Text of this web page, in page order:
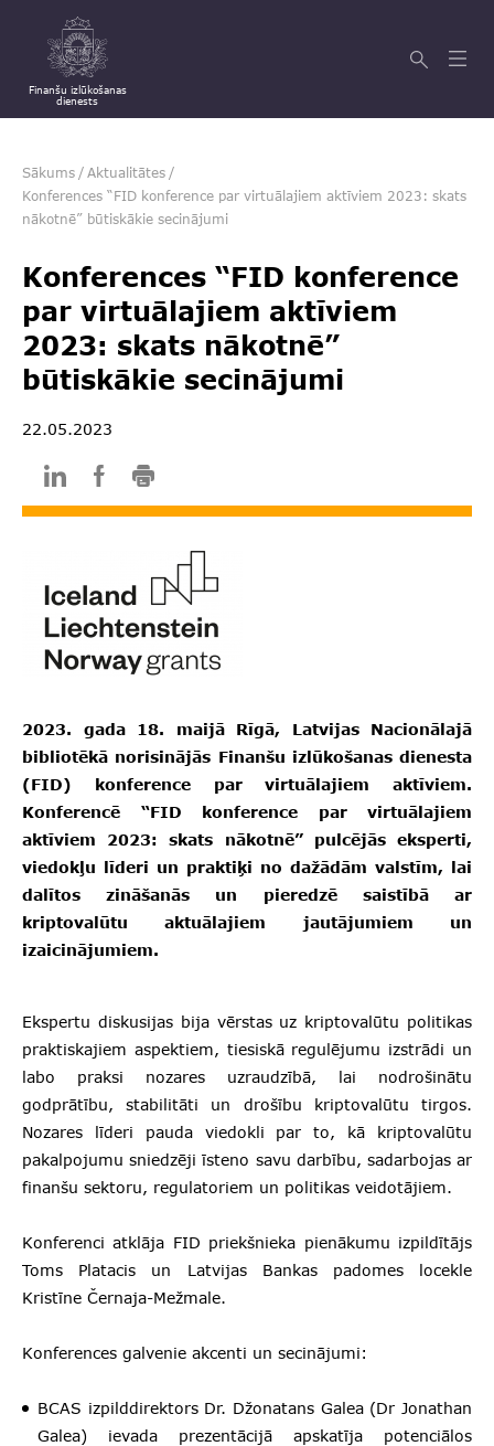
Finanšu izlūkošanas
dienests
Sākums / Aktualitātes /
Konferences “FID konference par virtuālajiem aktīviem 2023: skats
nākotnē” būtiskākie secinājumi
Konferences “FID konference
par virtuālajiem aktīviem
2023: skats nākotnē”
būtiskākie secinājumi
22.05.2023
2023. gada 18. maijā Rīgā, Latvijas Nacionālajā
bibliotēkā norisinājās Finanšu izlūkošanas dienesta
(FID) konference par virtuālajiem aktīviem.
Konferencē “FID konference par virtuālajiem
aktīviem 2023: skats nākotnē” pulcējās eksperti,
viedokļu līderi un praktiķi no dažādām valstīm, lai
dalītos zināšanās un pieredzē saistībā ar
kriptovalūtu aktuālajiem jautājumiem un
izaicinājumiem.
Ekspertu diskusijas bija vērstas uz kriptovalūtu politikas
praktiskajiem aspektiem, tiesiskā regulējumu izstrādi un
labo praksi nozares uzraudzībā, lai nodrošinātu
godprātību, stabilitāti un drošību kriptovalūtu tirgos.
Nozares līderi pauda viedokli par to, kā kriptovalūtu
pakalpojumu sniedzēji īsteno savu darbību, sadarbojas ar
finanšu sektoru, regulatoriem un politikas veidotājiem.
Konferenci atklāja FID priekšnieka pienākumu izpildītājs
Toms Platacis un Latvijas Bankas padomes locekle
Kristīne Černaja-Mežmale.
Konferences galvenie akcenti un secinājumi:
BCAS izpilddirektors Dr. Džonatans Galea (Dr Jonathan
Galea) ievada prezentācijā apskatīja potenciālos